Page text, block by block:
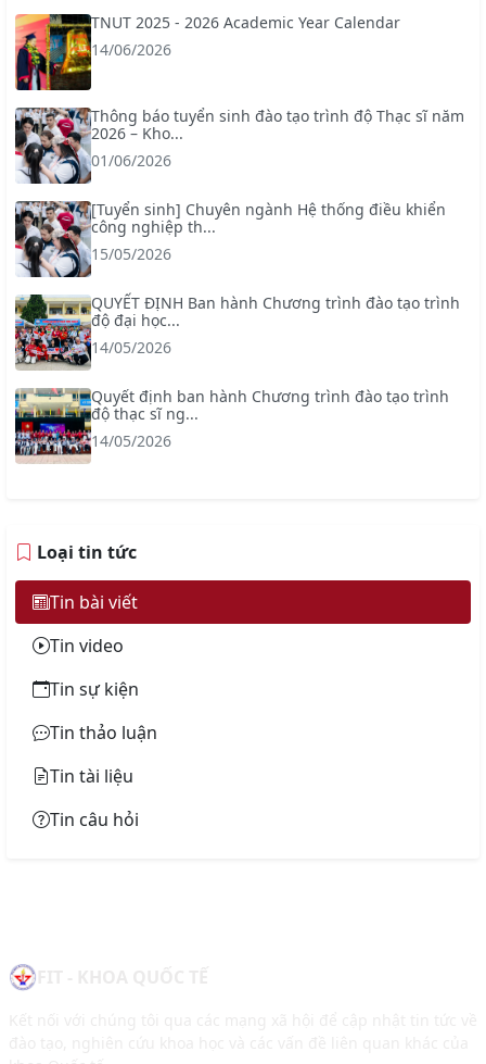
TNUT 2025 - 2026 Academic Year Calendar
14/06/2026
Thông báo tuyển sinh đào tạo trình độ Thạc sĩ năm
2026 – Kho...
01/06/2026
[Tuyển sinh] Chuyên ngành Hệ thống điều khiển
công nghiệp th...
15/05/2026
QUYẾT ĐỊNH Ban hành Chương trình đào tạo trình
độ đại học...
14/05/2026
Quyết định ban hành Chương trình đào tạo trình
độ thạc sĩ ng...
14/05/2026
Loại tin tức
Tin bài viết
Tin video
Tin sự kiện
Tin thảo luận
Tin tài liệu
Tin câu hỏi